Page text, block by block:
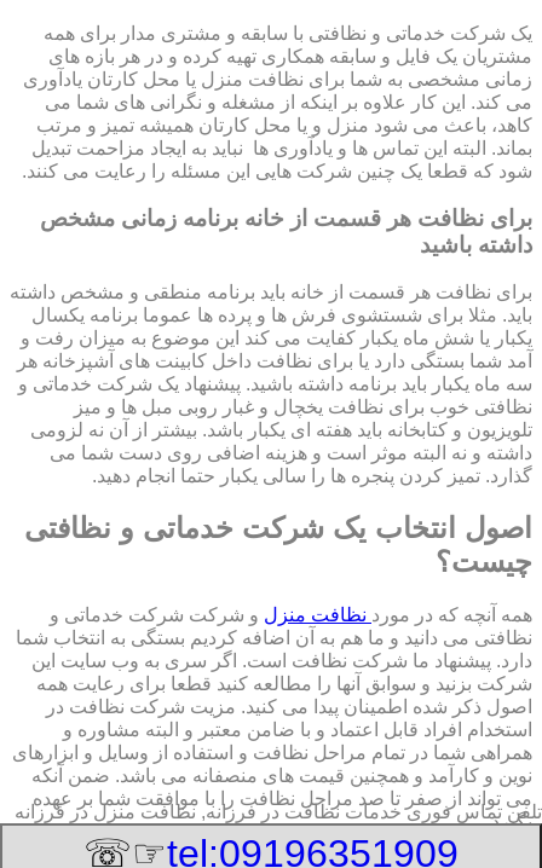
یک شرکت خدماتی و نظافتی با سابقه و مشتری مدار برای همه
مشتریان یک فایل و سابقه همکاری تهیه کرده و در هر بازه های
زمانی مشخصی به شما برای نظافت منزل یا محل کارتان یادآوری
می کند. این کار علاوه بر اینکه از مشغله و نگرانی های شما می
کاهد، باعث می شود منزل و یا محل کارتان همیشه تمیز و مرتب
بماند. البته این تماس ها و یادآوری ها نباید به ایجاد مزاحمت تبدیل
شود که قطعا یک چنین شرکت هایی این مسئله را رعایت می کنند.
برای نظافت هر قسمت از خانه برنامه زمانی مشخص
داشته باشید
برای نظافت هر قسمت از خانه باید برنامه منطقی و مشخص داشته
باید. مثلا برای شستشوی فرش ها و پرده ها عموما برنامه یکسال
یکبار یا شش ماه یکبار کفایت می کند این موضوع به میزان رفت و
آمد شما بستگی دارد یا برای نظافت داخل کابینت های آشپزخانه هر
سه ماه یکبار باید برنامه داشته باشید. پیشنهاد یک شرکت خدماتی و
نظافتی خوب برای نظافت یخچال و غبار روبی مبل ها و میز
تلویزیون و کتابخانه باید هفته ای یکبار باشد. بیشتر از آن نه لزومی
داشته و نه البته موثر است و هزینه اضافی روی دست شما می
گذارد. تمیز کردن پنجره ها را سالی یکبار حتما انجام دهید.
اصول انتخاب یک شرکت خدماتی و نظافتی
چیست؟
همه آنچه که در مورد نظافت منزل و شرکت شرکت خدماتی و
نظافتی می دانید و ما هم به آن اضافه کردیم بستگی به انتخاب شما
دارد. پیشنهاد ما شرکت نظافت است. اگر سری به وب سایت این
شرکت بزنید و سوابق آنها را مطالعه کنید قطعا برای رعایت همه
اصول ذکر شده اطمینان پیدا می کنید. مزیت شرکت نظافت در
استخدام افراد قابل اعتماد و با ضامن معتبر و البته مشاوره و
همراهی شما در تمام مراحل نظافت و استفاده از وسایل و ابزارهای
نوین و کارآمد و همچنین قیمت های منصفانه می باشد. ضمن آنکه
می تواند از صفر تا صد مراحل نظافت را با موافقت شما بر عهده
بگیرد.
8/9/2026 8:42:03 AM
تلفن تماس فوریخدمات نظافت در فرزانه, نظافت منزل در فرزانه
tel:09196351909
☞☏